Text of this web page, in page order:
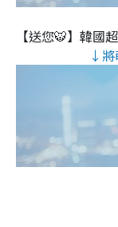
【送您🐯】韓國
↓將